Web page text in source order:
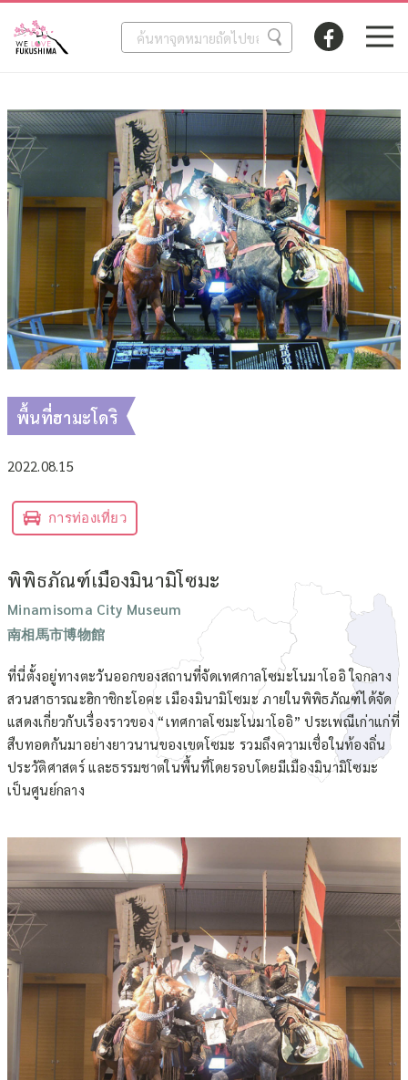
พื้นที่ฮามะโดริ
2022.08.15
การท่องเที่ยว
พิพิธภัณฑ์เมืองมินามิโซมะ
Minamisoma City Museum
南相馬市博物館
ที่นี่ตั้งอยู่ทางตะวันออกของสถานที่จัดเทศกาลโซมะโนมาโออิ ใจกลาง
สวนสาธารณะฮิกาชิกะโอคะ เมืองมินามิโซมะ ภายในพิพิธภัณฑ์ได้จัด
แสดงเกี่ยวกับเรื่องราวของ “เทศกาลโซมะโนมาโออิ” ประเพณีเก่าแก่ที่
สืบทอดกันมาอย่างยาวนานของเขตโซมะ รวมถึงความเชื่อในท้องถิ่น
ประวัติศาสตร์ และธรรมชาตในพื้นที่โดยรอบโดยมีเมืองมินามิโซมะ
เป็นศูนย์กลาง